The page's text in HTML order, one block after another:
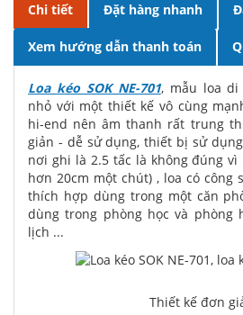
Chi tiết Đặt hàng nhanh
Xem hướng dẫn thanh toán
Loa kéo SOK NE-701, mẫu loa di
nhỏ với một thiết kế vô cùng
hi-end nên âm thanh rất trung
giản - dễ sử dụng, thiết bị sử
nơi ghi là 2.5 tấc là không đúng
hơn 20cm một chút) , loa có công
thích hợp dùng trong một căn
dùng trong phòng học và phòng
lịch ...
Thiết kế đơn